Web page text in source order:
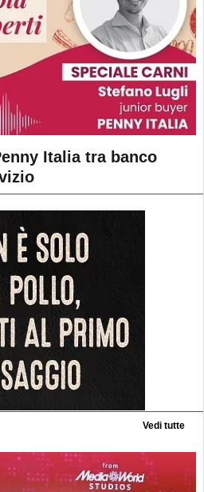
Italia tra banco
Vedi tutte